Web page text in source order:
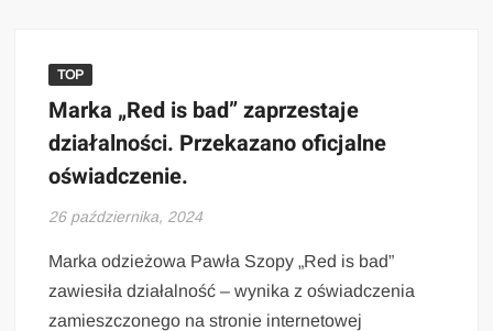
TOP
Marka „Red is bad” zaprzestaje
działalności. Przekazano oficjalne
oświadczenie.
26 października, 2024
Marka odzieżowa Pawła Szopy „Red is bad”
zawiesiła działalność – wynika z oświadczenia
zamieszczonego na stronie internetowej